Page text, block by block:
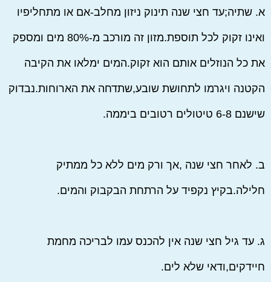
א. שתיה;עד חצי שנה תינוק ניזון מחלב-אם או מתחליפיו
ואינו זקוק לכל תוספת.מזון זה מורכב מ-80% מים ומספק
את כל הנוזלים אותם הוא זקוק.המים ימלאו את הקיבה
הקטנה ויגרמו לתחושת שובע,שתדחה את הארוחות.נבדוק
שישנם 6-8 טיטולים רטובים ביממה.
ב. לאחר חצי שנה ,אך ורק מים ללא כל ממתיק
חלילה.בקיץ נקפיד על הרתחת הבקבוק והמים.
ג. עד גיל חצי שנה אין להכנס עמו לבריכה מחמת
חיידקים,ודאי שלא לים.